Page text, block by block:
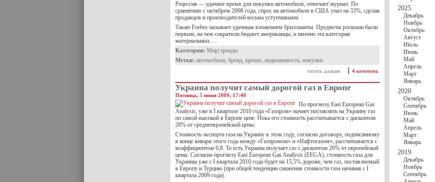
Рецессия — удачное время для покупки автомобиля, отмечает журнал. По
сравнению с октябрем 2008 года, спрос на автомобили в США упал на 33%, сделав
продавцов и производителей весьма уступчивыми.
Также Forbes называет удачным вложением бриллианты. Предметы роскоши были
первым, на чем сократили бюджет американцы, и именно эта категория
материальных …
Категории: Мир тренды
Метки: автомобили, бренд, кризис, недвижимость, покупки
4 коммент.
читать дальше
Украина получит самый дорогой газ в Европе
Пятница, 5 июня 2009, 17:40
По прогнозу East European Gas
Analysis, уже в I квартале 2010 года «Газпром» начнет поставлять на Украину газ
по самой высокой в Европе цене. Пока его стоимость рассчитывается с дисконтом
20% от среднеевропейской цены.
Стоимость экспорта газа на Украину в этом году, согласно договору, подписанному
в конце января этого года между «Газпромом» и «Нафтогазом», рассчитывается с
коэффициентом 0,8. То есть Украина получает газ с дисконтом 20% от европейской
цены. Согласно прогнозу East European Gas Analysis (EEGA), стоимость газа для
Украины уже с I квартала 2010 года будет на 15,5% дороже, чем газ, поставляемый
в Европу и Турцию (при общей тенденции снижения стоимости газа начиная с I
квартала 2009 года).
2025
Декабрь
Ноябрь
Октябрь
Август
Июль
Июнь
Май
Апрель
Март
Январь
2020
Октябрь
Сентябрь
Июнь
Май
Апрель
Март
Январь
2019
Декабрь
Ноябрь
Сентябрь